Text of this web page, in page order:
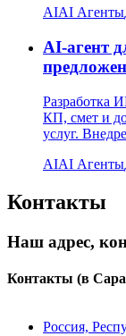
AIAI Агенты
AI-агент
Разработка
КП, смет и
услуг.
AIAI Агенты
Контакты
Наш адрес,
Контакты (в
Россия,